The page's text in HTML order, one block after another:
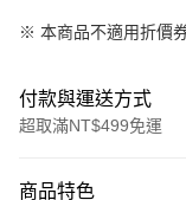
※ 本商品不適用折價
付款與運送方式
超取滿NT$499免運
商品特色